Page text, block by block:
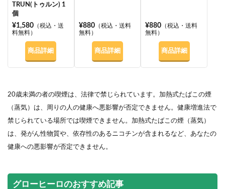
TRUN(トゥルン) 1
個
¥1,580 （税込・送
料無料）
商品詳細
¥880（税込・送料
無料）
商品詳細
¥880 （税込・送料
無料）
商品詳細
20歳未満の者の喫煙は、法律で禁じられています。加熱式たばこの煙
（蒸気）は、周りの人の健康へ悪影響が否定できません。健康増進法で
禁じられている場所では喫煙できません。加熱式たばこの煙（蒸気）
は、発がん性物質や、依存性のあるニコチンが含まれるなど、あなたの
健康への悪影響が否定できません。
グローヒーロのおすすめ記事